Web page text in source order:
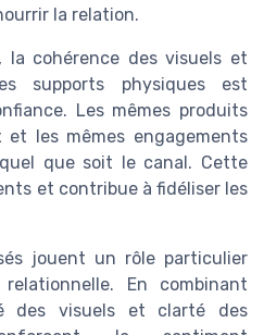
la relation.
la cohérence des visuels et
supports physiques est
Les mêmes produits
et les mêmes engagements
que soit le canal. Cette
et contribue à fidéliser les
jouent un rôle particulier
En combinant
des visuels et clarté des